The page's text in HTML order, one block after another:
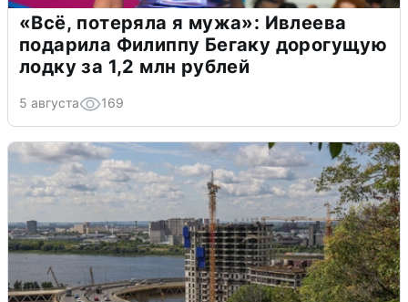
«Всё, потеряла я мужа»: Ивлеева
подарила Филиппу Бегаку дорогущую
лодку за 1,2 млн рублей
5 августа 169